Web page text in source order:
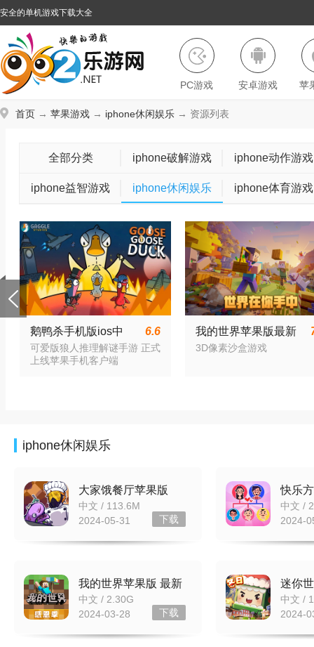
安全的单机游戏下载大全
PC游戏 安卓游戏 苹
首页 → 苹果游戏 → iphone休闲娱乐 → 资源列表
全部分类 iphone破解游戏 iphone动作游戏
iphone益智游戏 iphone休闲娱乐 iphone体育游戏
鹅鸭杀手机版ios中
文v3.08.00
6.6
可爱版狼人推理解谜手游 正式
上线苹果手机客户端
我的世界苹果版最新
版v2.10.10
3D像素沙盒游戏
iphone休闲娱乐
大家饿餐厅苹果版
v2.8.17
中文 / 113.6M
2024-05-31
下载
快乐
v1.1
中文 /
2024-
我的世界苹果版 最新
版v2.10.10
中文 / 2.30G
2024-03-28
下载
迷你
版
中文 /
2024-